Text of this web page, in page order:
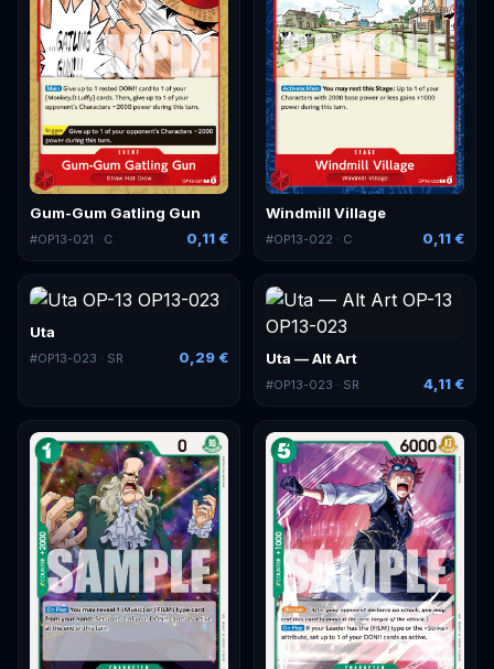
Gum-Gum Gatling Gun
#OP13-021 · C 0,11 €
Windmill Village
#OP13-022 · C 0,11 €
Uta
#OP13-023 · SR 0,29 € Uta — Alt Art
#OP13-023 · SR 4,11 €